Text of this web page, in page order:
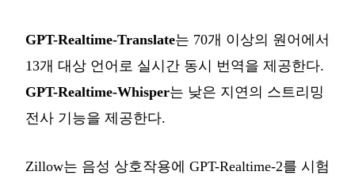
GPT-Realtime-Translate는 70개 이상의 원어에서
13개 대상 언어로 실시간 동시 번역을 제공한다.
GPT-Realtime-Whisper는 낮은 지연의 스트리밍
전사 기능을 제공한다.
Zillow는 음성 상호작용에 GPT-Realtime-2를 시험